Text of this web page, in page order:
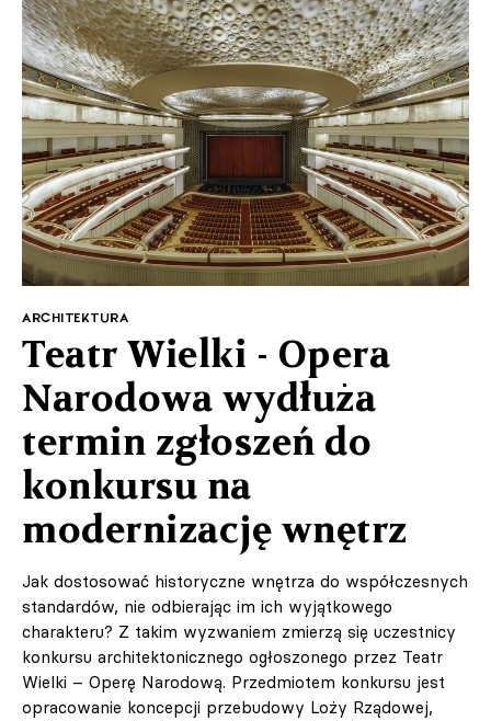
ARCHITEKTURA
Teatr Wielki - Opera
Narodowa wydłuża
termin zgłoszeń do
konkursu na
modernizację wnętrz
Jak dostosować historyczne wnętrza do współczesnych
standardów, nie odbierając im ich wyjątkowego
charakteru? Z takim wyzwaniem zmierzą się uczestnicy
konkursu architektonicznego ogłoszonego przez Teatr
Wielki – Operę Narodową. Przedmiotem konkursu jest
opracowanie koncepcji przebudowy Loży Rządowej,